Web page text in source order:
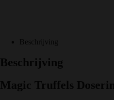
Beschrijving
Beschrijving
Magic Truffels